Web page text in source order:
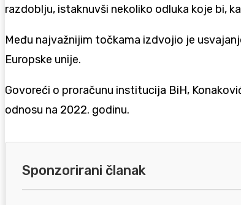
razdoblju, istaknuvši nekoliko odluka koje bi,
Među najvažnijim točkama izdvojio je
Europske unije.
Govoreći o proračunu institucija BiH,
odnosu na 2022. godinu.
Sponzorirani članak